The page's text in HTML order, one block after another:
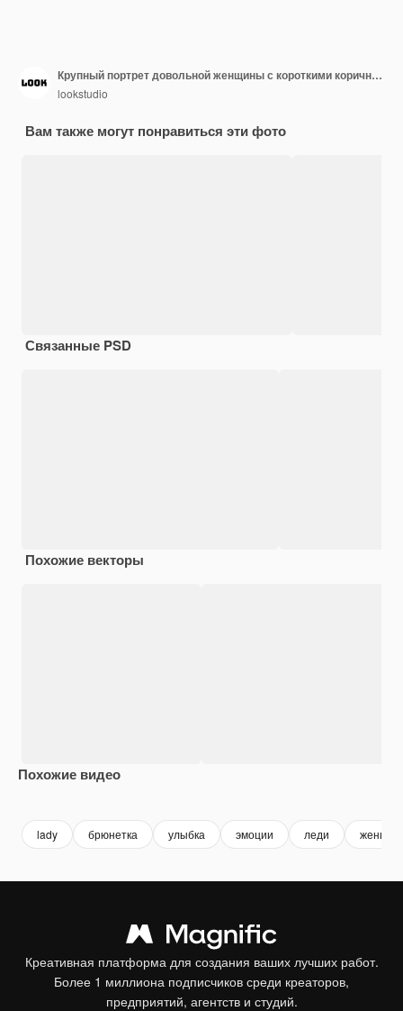
Крупный портрет довольной женщины с короткими коричневыми волосами, обнимающей смешного собаку-бигла с закрытыми глазами
lookstudio
Вам также могут понравиться эти фото
Связанные PSD
Похожие векторы
Похожие видео
lady брюнетка улыбка эмоции леди
Креативная платформа для создания ваших лучших работ.
Более 1 миллиона подписчиков среди креаторов,
предприятий, агентств и студий.